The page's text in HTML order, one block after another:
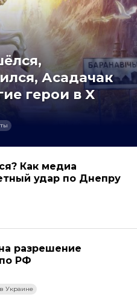
Асадачак
герои в X
Как медиа
удар по Днепру
разрешение
РФ
Украине